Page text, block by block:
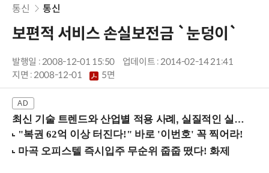
통신 통신
보편적 서비스 손실보전금 `눈덩이`
발행일 : 2008-12-01 15:50
업데이트 : 2014-02-14 21:41
지면 :2008-12-01 5면
최신 기술 트렌드와 산업별 적용 사례, 실질적인 실행 전략을 공유 (9/18 양재역)